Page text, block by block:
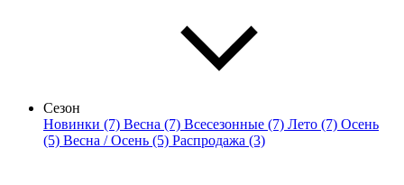
Сезон
Новинки (7) Весна (7) Всесезонные (7) Лето (7) Осень
(5) Весна / Осень (5) Распродажа (3)